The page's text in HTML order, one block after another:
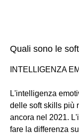
Quali sono le
INTELLIGENZA
L'intelligenza
delle soft skills più
ancora nel 2021.
fare la differenza